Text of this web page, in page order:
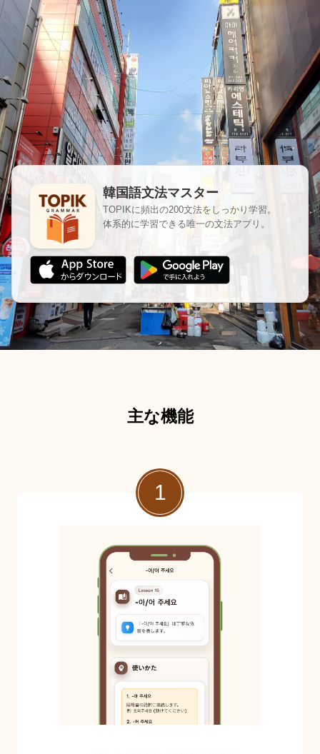
韓国語文法マスター | TOPIK
韓国語文法マスター
TOPIKに頻出の200文法をしっかり学習。
体系的に学習できる唯一の文法アプリ。
主な機能
1